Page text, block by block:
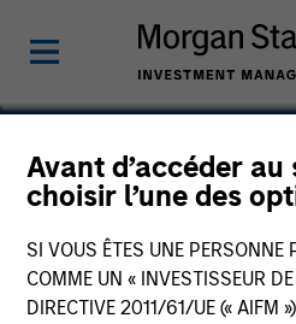
Avant d’accéder
choisir l’une des
SI VOUS ÊTES UNE PERSONNE
COMME UN « INVESTISSEUR
DIRECTIVE 2011/61/UE (« AIFM
Hussein
Managing Director